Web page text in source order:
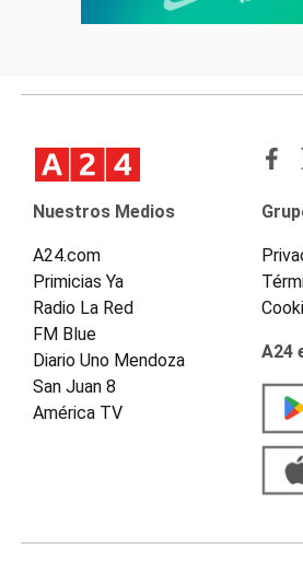
Nuestros Medios
A24.com
Primicias Ya
Radio La Red
FM Blue
Diario Uno Mendoza
San Juan 8
América TV
A24